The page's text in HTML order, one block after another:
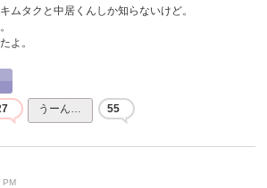
ムタクと中居くんしか知らないけど。
よ。
うーん… 55
PM